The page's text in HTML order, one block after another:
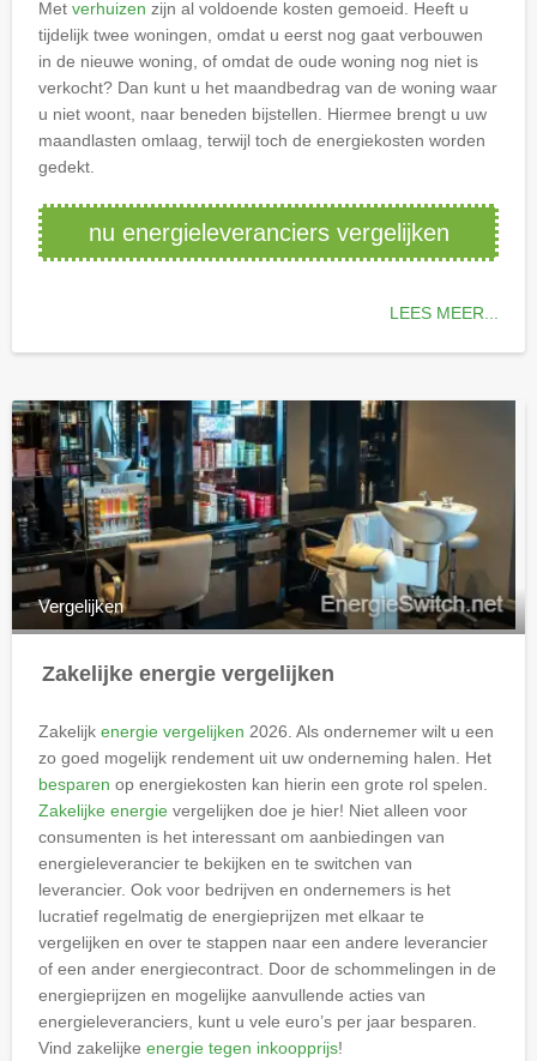
Met verhuizen zijn al voldoende kosten gemoeid. Heeft u
tijdelijk twee woningen, omdat u eerst nog gaat verbouwen
in de nieuwe woning, of omdat de oude woning nog niet is
verkocht? Dan kunt u het maandbedrag van de woning waar
u niet woont, naar beneden bijstellen. Hiermee brengt u uw
maandlasten omlaag, terwijl toch de energiekosten worden
gedekt.
nu energieleveranciers vergelijken
LEES MEER...
Vergelijken
Zakelijke energie vergelijken
Zakelijk energie vergelijken 2026. Als ondernemer wilt u een
zo goed mogelijk rendement uit uw onderneming halen. Het
besparen op energiekosten kan hierin een grote rol spelen.
Zakelijke energie vergelijken doe je hier! Niet alleen voor
consumenten is het interessant om aanbiedingen van
energieleverancier te bekijken en te switchen van
leverancier. Ook voor bedrijven en ondernemers is het
lucratief regelmatig de energieprijzen met elkaar te
vergelijken en over te stappen naar een andere leverancier
of een ander energiecontract. Door de schommelingen in de
energieprijzen en mogelijke aanvullende acties van
energieleveranciers, kunt u vele euro’s per jaar besparen.
Vind zakelijke energie tegen inkoopprijs!